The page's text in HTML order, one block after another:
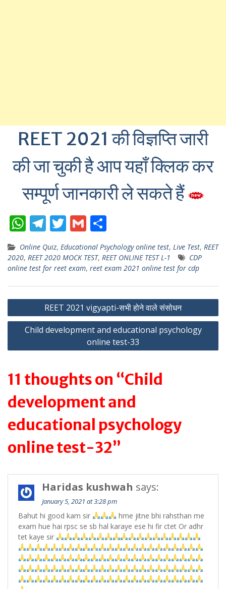
REET 2021 की विज्ञप्ति जारी
की जा चुकी है आप यहाँ क्लिक कर
सम्पूर्ण जानकारी ले सकते हैं
W
h
at
s
A
p
p
T
el
e
gr
a
m
T
w
itt
er
G
m
ai
l
h
ar
e
Online Quiz, Educational Psychology online test, Live Test, REET
2020, REET 2020 MOCK TEST, REET ONLINE TEST L-1
CDP
online test for reet exam, reet exam 2021 online test for cdp
Post
navigation
REET 2021 vigyapti-सभी होने वाले संसोधन
Child development and educational psychology
online test-33
11 thoughts on “Child
development and
educational psychology
online test-32”
Haridas kushwah says:
January 5, 2021 at 3:28 pm
Bahut hi good kam sir
hme jitne bhi rahsthan me
exam hue hai rpsc se sb hal karaye ese hi fir ctet Or adhr
tet kaye sir